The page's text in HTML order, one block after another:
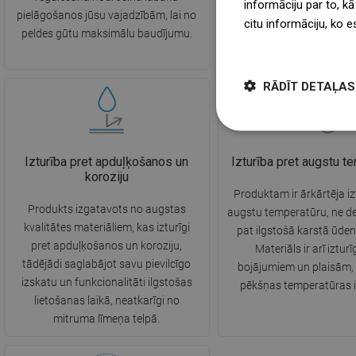
pielāgošanos jūsu vajadzībām, lai no
peldes gūtu maksimālu baudījumu.
vēl vieglāka un ļauj
pieejamo platību pat
Izturība pret apduļķošanos un
koroziju
Produkts izgatavots no augstas
kvalitātes materiāliem, kas izturīgi
pret apduļķošanos un koroziju,
tādējādi saglabājot savu pievilcīgo
izskatu un funkcionalitāti ilgstošas
lietošanas laikā, neatkarīgi no
mitruma līmeņa telpā.
Izturība pret augstu
Produktam ir ārkārtēja
augstu temperatūru, ne
pat ilgstošā karstā
Materiāls ir arī
bojājumiem un
pēkšņas temperatūras
informāciju par to,
citu informāciju, ko
RĀDĪT DETAĻAS